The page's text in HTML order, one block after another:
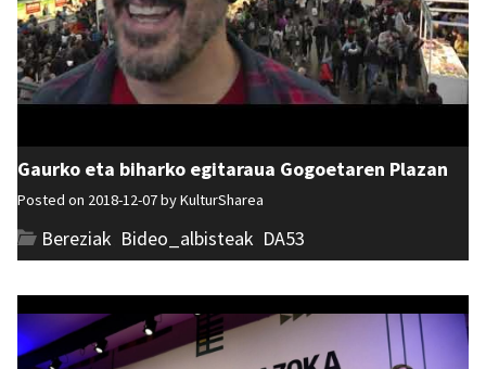
Gaurko eta biharko egitaraua Gogoetaren Plazan
Posted on 2018-12-07 byKulturSharea
Bereziak Bideo_albisteak DA53